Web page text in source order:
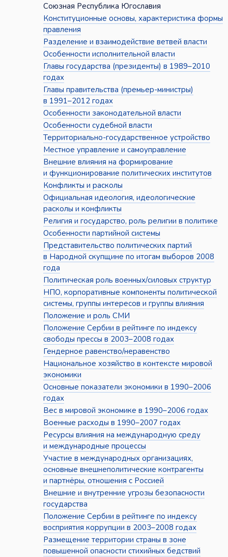
Союзная Республика Югославия
Конституционные основы, характеристика формы
правления
Разделение и взаимодействие ветвей власти
Особенности исполнительной власти
Главы государства (президенты) в 1989–2010
годах
Главы правительства (премьер-министры)
в 1991–2012 годах
Особенности законодательной власти
Особенности судебной власти
Территориально-государственное устройство
Местное управление и самоуправление
Внешние влияния на формирование
и функционирование политических институтов
Конфликты и расколы
Официальная идеология, идеологические
расколы и конфликты
Религия и государство, роль религии в политике
Особенности партийной системы
Представительство политических партий
в Народной скупщине по итогам выборов 2008
года
Политическая роль военных/силовых структур
НПО, корпоративные компоненты политической
системы, группы интересов и группы влияния
Положение и роль СМИ
Положение Сербии в рейтинге по индексу
свободы прессы в 2003–2008 годах
Гендерное равенство/неравенство
Национальное хозяйство в контексте мировой
экономики
Основные показатели экономики в 1990–2006
годах
Вес в мировой экономике в 1990–2006 годах
Военные расходы в 1990–2007 годах
Ресурсы влияния на международную среду
и международные процессы
Участие в международных организациях,
основные внешнеполитические контрагенты
и партнёры, отношения с Россией
Внешние и внутренние угрозы безопасности
государства
Положение Сербии в рейтинге по индексу
восприятия коррупции в 2003–2008 годах
Размещение территории страны в зоне
повышенной опасности стихийных бедствий